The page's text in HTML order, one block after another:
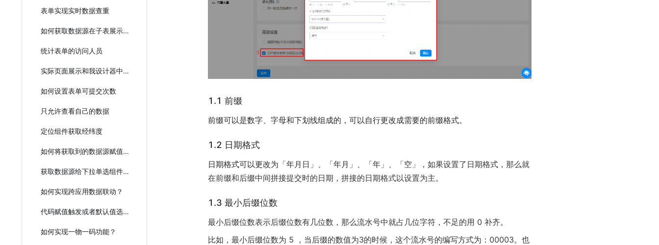
表单实现实时数据查重
如何获取数据源在子表展示？
统计表单的访问人员
实际页面展示和我设计器中配置的不一样？
如何设置表单可提交次数
只允许查看自己的数据
定位组件获取经纬度
如何将获取到的数据源赋值给子表单的下拉单选选项值？
获取数据源给下拉单选组件赋值
如何实现跨应用数据联动？
代码赋值触发或者默认值选项的数据联动
如何实现一物一码功能？
1.1 前缀
前缀可以是数字、字母和下划线组成的，可以自行更改成需要的前缀格式。
1.2 日期格式
日期格式可以更改为 「年月日」、「年月」、「年」、「空」，如果设置了日期格式，那么就
在前缀和后缀中间拼接提交时的日期，拼接的日期格式以设置为主。
1.3 最小后缀位数
最小后缀位数表示后缀位数有几位数，那么流水号中就占几位字符，不足的用 0 补齐。
比如，最小后缀位数为 5 ，当后缀的数值为3的时候，这个流水号的编写方式为：00003。也